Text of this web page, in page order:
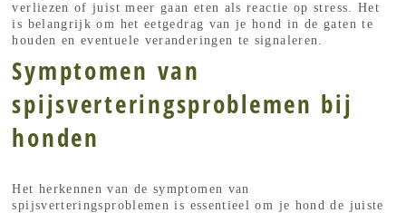
verliezen of juist meer gaan eten als reactie op stress. Het
is belangrijk om het eetgedrag van je hond in de gaten te
houden en eventuele veranderingen te signaleren.
Symptomen van
spijsverteringsproblemen bij
honden
Het herkennen van de symptomen van
spijsverteringsproblemen is essentieel om je hond de juiste